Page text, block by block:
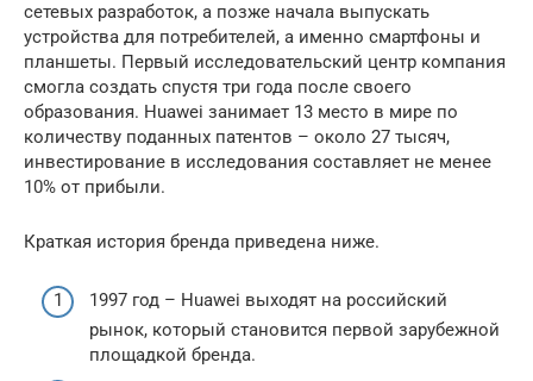
сетевых разработок, а позже начала выпускать
устройства для потребителей, а именно смартфоны и
планшеты. Первый исследовательский центр компания
смогла создать спустя три года после своего
образования. Huawei занимает 13 место в мире по
количеству поданных патентов – около 27 тысяч,
инвестирование в исследования составляет не менее
10% от прибыли.
Краткая история бренда приведена ниже.
1997 год – Huawei выходят на российский
рынок, который становится первой зарубежной
площадкой бренда.